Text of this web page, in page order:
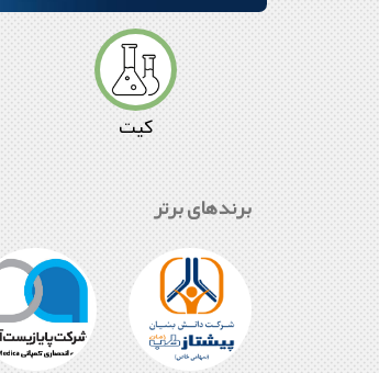
لوازم
.
آزمایشگاه
تجهیزات
وسایل
.
کیت
فروش
دست
دوم
.
آزمایشگاه
یاب
.
بازار
تخفیفان
شرکت
پارس
کیت
برندهای برتر